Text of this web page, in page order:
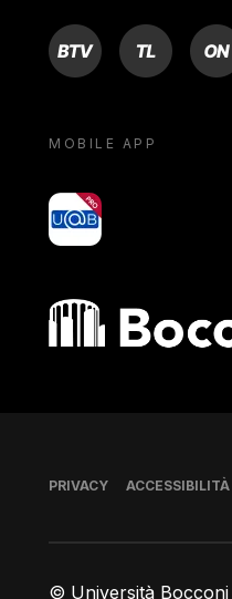
BTV TL ON
MOBILE APP
yoU@B
Bocconi shop
© Università
Piè di pagina
PRIVACY